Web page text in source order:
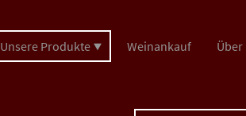
Unsere Produkte Weinankauf Über